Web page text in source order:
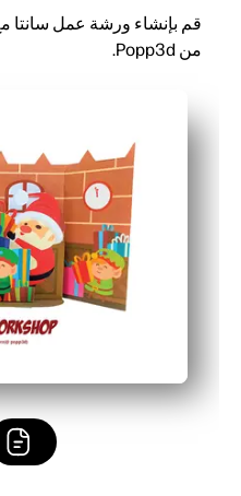
قم بإنشاء ورشة عمل سانتا
من Popp3d.
يحافظ التصميم المنبثق
يبني المهارات الحركية
مثالية للفصول الدراسية أو